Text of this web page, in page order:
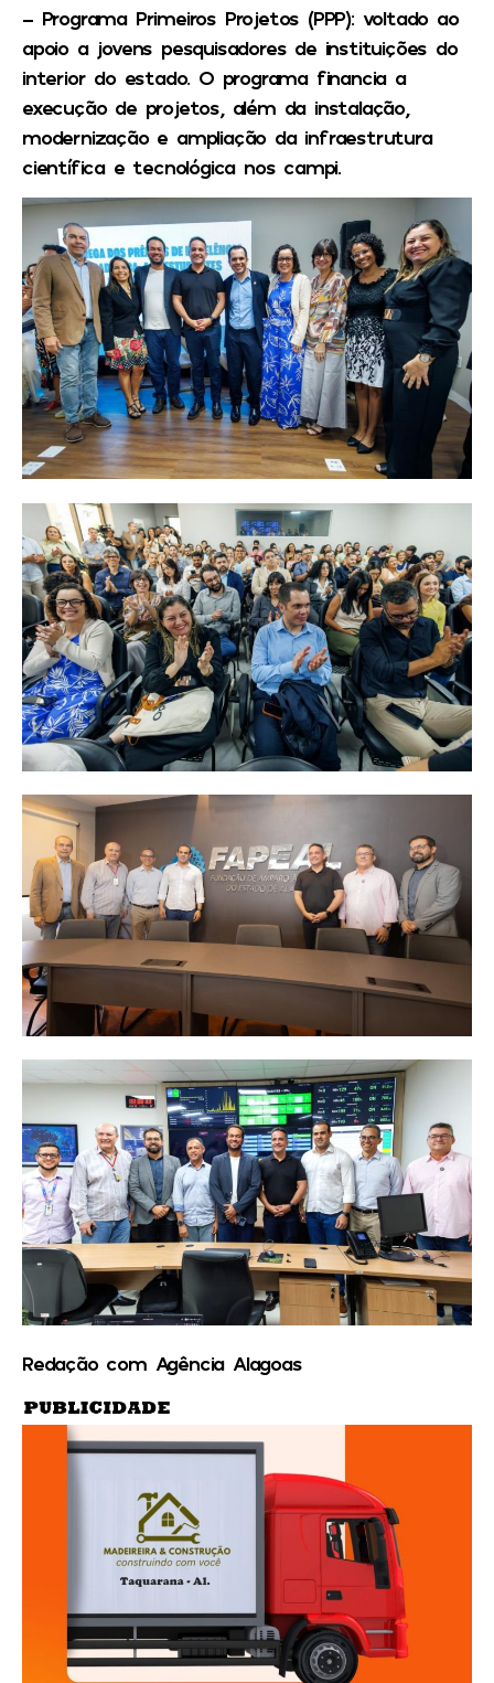
– Programa Primeiros Projetos (PPP): voltado ao
apoio a jovens pesquisadores de instituições do
interior do estado. O programa financia a
execução de projetos, além da instalação,
modernização e ampliação da infraestrutura
científica e tecnológica nos campi.
Redação com Agência Alagoas